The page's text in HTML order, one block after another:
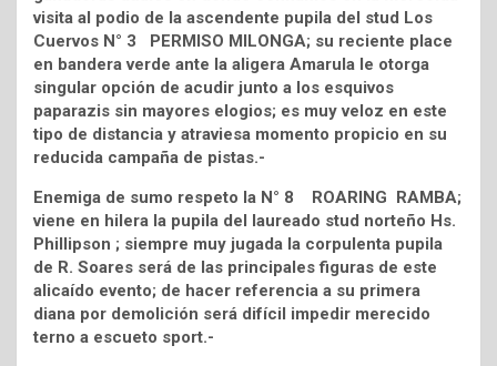
visita al podio de la ascendente pupila del stud Los
Cuervos N° 3 PERMISO MILONGA; su reciente place
en bandera verde ante la aligera Amarula le otorga
singular opción de acudir junto a los esquivos
paparazis sin mayores elogios; es muy veloz en este
tipo de distancia y atraviesa momento propicio en su
reducida campaña de pistas.-
Enemiga de sumo respeto la N° 8 ROARING RAMBA;
viene en hilera la pupila del laureado stud norteño Hs.
Phillipson ; siempre muy jugada la corpulenta pupila
de R. Soares será de las principales figuras de este
alicaído evento; de hacer referencia a su primera
diana por demolición será difícil impedir merecido
terno a escueto sport.-